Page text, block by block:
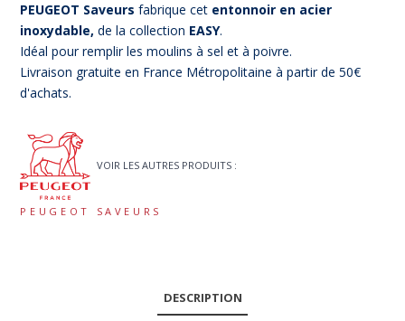
PEUGEOT Saveurs fabrique cet entonnoir en acier
inoxydable,de la collection EASY.
Idéal pour remplir les moulins à sel et à poivre.
Livraison gratuite en France Métropolitaine à partir de 50€
d'achats.
VOIR LES AUTRES PRODUITS :
PEUGEOT SAVEURS
DESCRIPTION